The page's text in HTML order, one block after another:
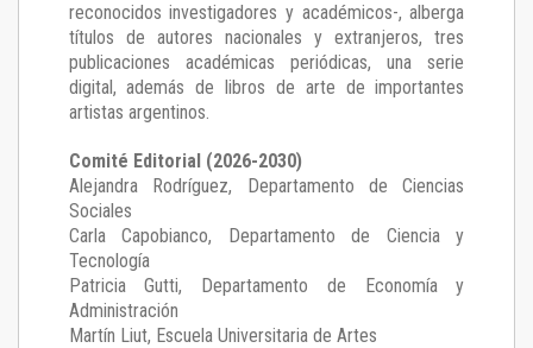
reconocidos investigadores y académicos-, alberga
títulos de autores nacionales y extranjeros, tres
publicaciones académicas periódicas, una serie
digital, además de libros de arte de importantes
artistas argentinos.
Comité Editorial (2026-2030)
Alejandra Rodríguez, Departamento de Ciencias
Sociales
Carla Capobianco, Departamento de Ciencia y
Tecnología
Patricia Gutti, Departamento de Economía y
Administración
Martín Liut, Escuela Universitaria de Artes